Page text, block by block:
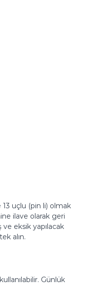
uçlu (pin li) olmak
ilave olarak geri
eksik yapılacak
alın.
Günlük